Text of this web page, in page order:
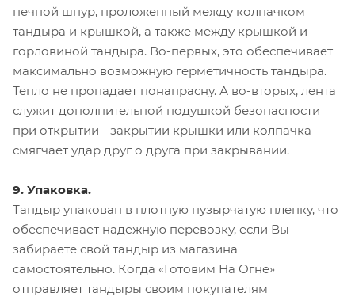
печной шнур, проложенный между колпачком
тандыра и крышкой, а также между крышкой и
горловиной тандыра. Во-первых, это обеспечивает
максимально возможную герметичность тандыра.
Тепло не пропадает понапрасну. А во-вторых, лента
служит дополнительной подушкой безопасности
при открытии - закрытии крышки или колпачка -
смягчает удар друг о друга при закрывании.
9. Упаковка.
Тандыр упакован в плотную пузырчатую пленку, что
обеспечивает надежную перевозку, если Вы
забираете свой тандыр из магазина
самостоятельно. Когда «Готовим На Огне»
отправляет тандыры своим покупателям